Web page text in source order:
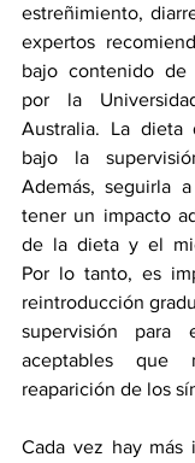
estreñimiento,
expertos
bajo contenido de
por la
Australia. La dieta
bajo la
Además, seguirla
tener un impacto
de la dieta y el
Por lo tanto, es
reintroducción
supervisión para
aceptables que
reaparición de los
Cada vez hay más